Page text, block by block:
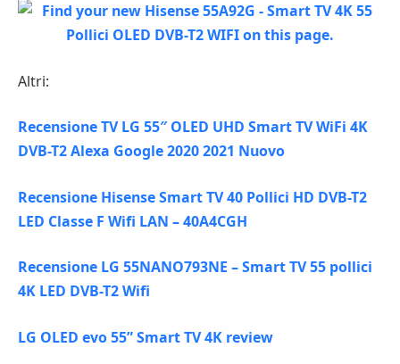
Altri:
Recensione TV LG 55″ OLED UHD Smart TV WiFi 4K
DVB-T2 Alexa Google 2020 2021 Nuovo
Recensione Hisense Smart TV 40 Pollici HD DVB-T2
LED Classe F Wifi LAN – 40A4CGH
Recensione LG 55NANO793NE – Smart TV 55 pollici
4K LED DVB-T2 Wifi
LG OLED evo 55” Smart TV 4K review